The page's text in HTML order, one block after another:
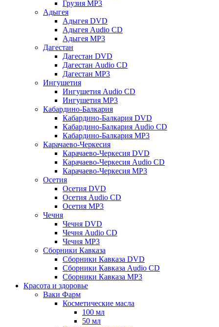
Грузия MP3
Адыгея
Адыгея DVD
Адыгея Audio CD
Адыгея MP3
Дагестан
Дагестан DVD
Дагестан Audio CD
Дагестан MP3
Ингушетия
Ингушетия Audio CD
Ингушетия MP3
Кабардино-Балкария
Кабардино-Балкария DVD
Кабардино-Балкария Audio CD
Кабардино-Балкария MP3
Карачаево-Черкесия
Карачаево-Черкесия DVD
Карачаево-Черкесия Audio CD
Карачаево-Черкесия MP3
Осетия
Осетия DVD
Осетия Audio CD
Осетия MP3
Чечня
Чечня DVD
Чечня Audio CD
Чечня MP3
Сборники Кавказа
Сборники Кавказа DVD
Сборники Кавказа Audio CD
Сборники Кавказа MP3
Красота и здоровье
Ваки Фарм
Косметические масла
100 мл
50 мл